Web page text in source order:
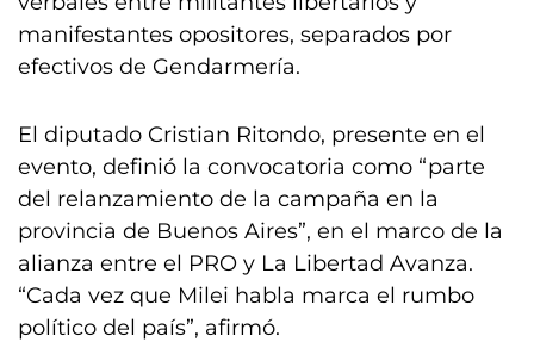
manifestantes opositores, separados por
efectivos de Gendarmería.
El diputado Cristian Ritondo, presente en el
evento, definió la convocatoria como “parte
del relanzamiento de la campaña en la
provincia de Buenos Aires”, en el marco de la
alianza entre el PRO y La Libertad Avanza.
“Cada vez que Milei habla marca el rumbo
político del país”, afirmó.